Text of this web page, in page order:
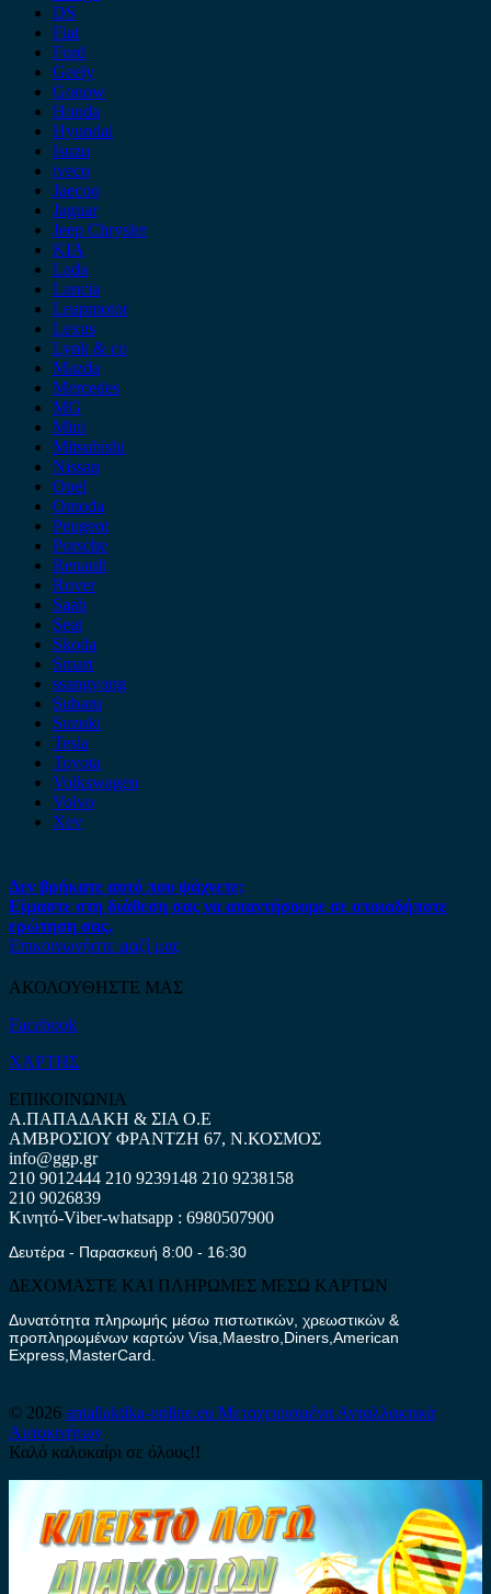
DS
Fiat
Ford
Geely
Gonow
Honda
Hyundai
Isuzu
iveco
Jaecoo
Jaguar
Jeep Chrysler
KIA
Lada
Lancia
Leapmotor
Lexus
Lynk & co
Mazda
Mercedes
MG
Mini
Mitsubishi
Nissan
Opel
Omoda
Peugeot
Porsche
Renault
Rover
Saab
Seat
Skoda
Smart
ssangyong
Subaru
Suzuki
Tesla
Toyota
Volkswagen
Volvo
Xev
Δεν βρήκατε αυτό που ψάχνετε;
Είμαστε στη διάθεση σας να απαντήσουμε σε οποιαδήποτε
ερώτηση σας.
Επικοινωνήστε μαζί μας
ΑΚΟΛΟΥΘΗΣΤΕ ΜΑΣ
Facebook
ΧΑΡΤΗΣ
ΕΠΙΚΟΙΝΩΝΙΑ
Α.ΠΑΠΑΔΑΚΗ & ΣΙΑ Ο.Ε
ΑΜΒΡΟΣΙΟΥ ΦΡΑΝΤΖΗ 67, Ν.ΚΟΣΜΟΣ
info@ggp.gr
210 9012444 210 9239148 210 9238158
210 9026839
Κινητό-Viber-whatsapp : 6980507900
Δευτέρα - Παρασκευή 8:00 - 16:30
ΔΕΧΟΜΑΣΤΕ ΚΑΙ ΠΛΗΡΩΜΕΣ ΜΕΣΩ ΚΑΡΤΩΝ
Δυνατότητα πληρωμής μέσω πιστωτικών, χρεωστικών &
προπληρωμένων καρτών Visa,Maestro,Diners,American
Express,MasterCard.
© 2026 antallaktika-online.eu Μεταχειρισμένα Ανταλλακτικά
Αυτοκινήτων
Καλό καλοκαίρι σε όλους!!